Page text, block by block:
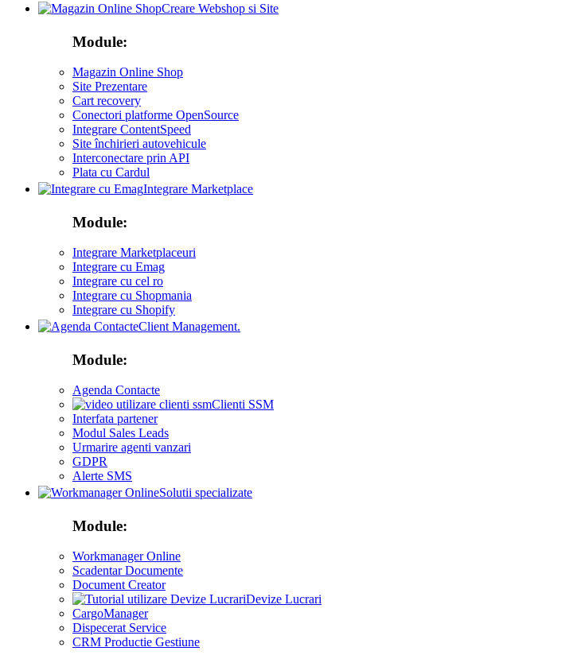
Creare Webshop si Site
Module:
Magazin Online Shop
Site Prezentare
Cart recovery
Conectori platforme OpenSource
Integrare ContentSpeed
Site închirieri autovehicule
Interconectare prin API
Plata cu Cardul
Integrare Marketplace
Module:
Integrare Marketplaceuri
Integrare cu Emag
Integrare cu cel ro
Integrare cu Shopmania
Integrare cu Shopify
Client Management.
Module:
Agenda Contacte
Clienti SSM
Interfata partener
Modul Sales Leads
Urmarire agenti vanzari
GDPR
Alerte SMS
Solutii specializate
Module:
Workmanager Online
Scadentar Documente
Document Creator
Devize Lucrari
CargoManager
Dispecerat Service
CRM Productie Gestiune